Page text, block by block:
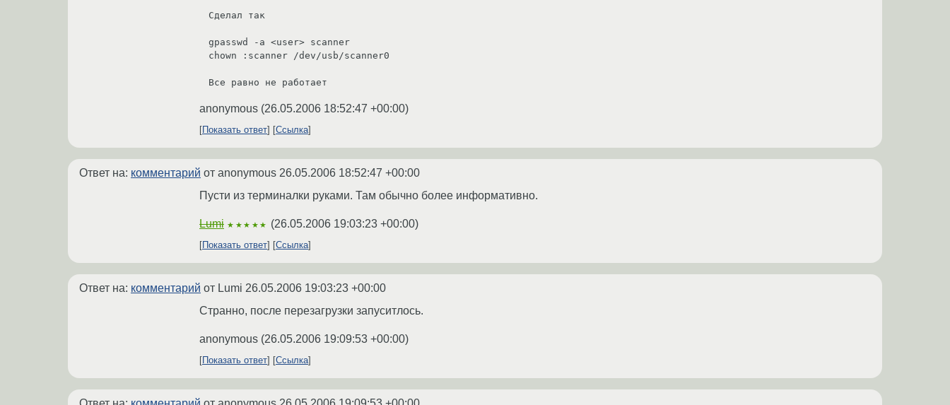
Сделал так
gpasswd -a <user> scanner
chown :scanner /dev/usb/scanner0
Все равно не работает
anonymous (26.05.2006 18:52:47 +00:00)
Показать ответ Ссылка
Ответ на: комментарий от anonymous 26.05.2006 18:52:47 +00:00
Пусти из терминалки руками. Там обычно более информативно.
Lumi ★★★★★ (26.05.2006 19:03:23 +00:00)
Показать ответ Ссылка
Ответ на: комментарий от Lumi 26.05.2006 19:03:23 +00:00
Странно, после перезагрузки запуситлось.
anonymous (26.05.2006 19:09:53 +00:00)
Показать ответ Ссылка